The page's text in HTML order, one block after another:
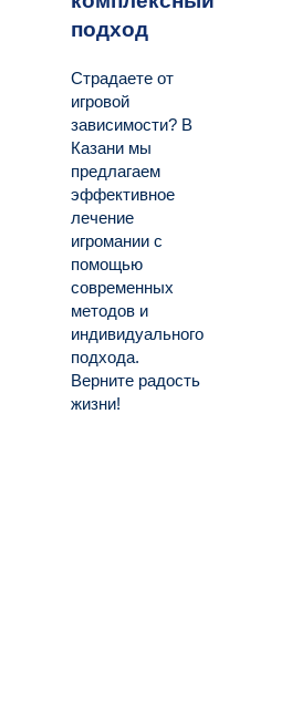
подход
Страдаете от
игровой
зависимости? В
Казани мы
предлагаем
эффективное
лечение
игромании с
помощью
современных
методов и
индивидуального
подхода.
Верните радость
жизни!